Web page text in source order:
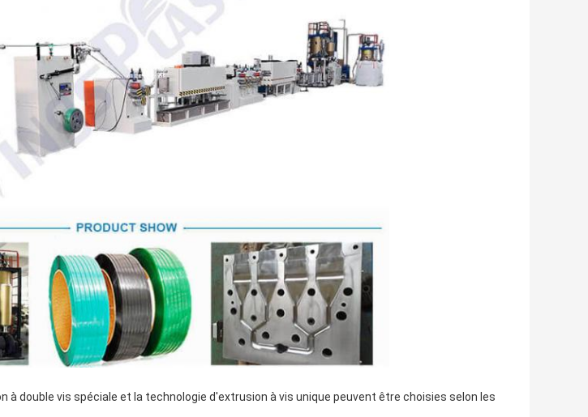
à double vis spéciale et la technologie d'extrusion à vis unique peuvent être choisies selon les